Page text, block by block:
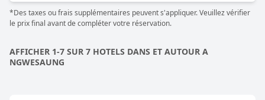
*Des taxes ou frais supplémentaires peuvent s'appliquer. Veuillez vérifier
le prix final avant de compléter votre réservation.
AFFICHER 1-7 SUR 7 HOTELS DANS ET AUTOUR A
NGWESAUNG